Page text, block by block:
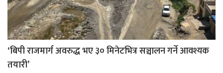
‘बिपी राजमार्ग अवरुद्ध भए ३० मिनेटभित्र सञ्चालन गर्ने आवश्यक
तयारी’